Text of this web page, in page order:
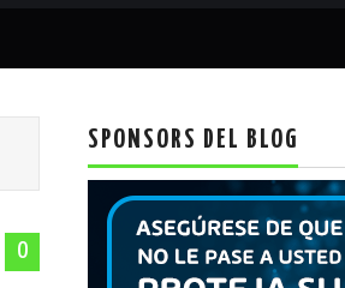
0
SPONSORS DEL BLOG